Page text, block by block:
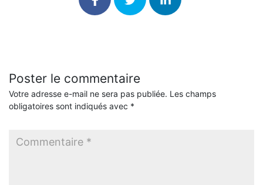
Poster le commentaire
Votre adresse e-mail ne sera pas publiée. Les champs
obligatoires sont indiqués avec *